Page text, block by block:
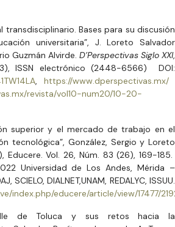
Bases para su discusión
universitaria”, J. Loreto Salvador
Guzmán Alvirde. D’Perspectivas Siglo XXI,
ISSN electrónico (2448-6566) DOI:
,https://www.dperspectivas.mx/
revista/vol10-num20/10-20-
superior y el mercado de trabajo en el
tecnológica”, González, Sergio y Loreto
Educere. Vol. 26, Núm. 83 (26), 169-185.
Universidad de Los Andes, Mérida –
SCIELO, DIALNET,UNAM, REDALYC, ISSUU.
index.php/educere/article/view/17477/
de Toluca y sus retos hacia la